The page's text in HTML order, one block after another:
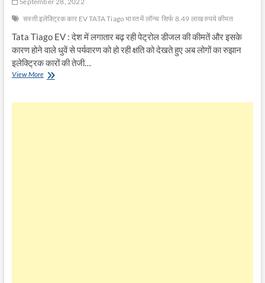
सस्ती इलेक्ट्रिक कार EV TATA Tiago भारत में लॉन्च सिर्फ 8.49 लाख रुपये कीमत
Tata Tiago EV : देश में लगातार बढ़ रही पेट्रोल डीजल की कीमतें और इसके
कारण होने वाले धुवें से पर्यवारण को हो रही क्षति को देखते हुए अब लोगों का रुझान
इलेक्ट्रिक कारों की तेजी…
View Moreसस्ती